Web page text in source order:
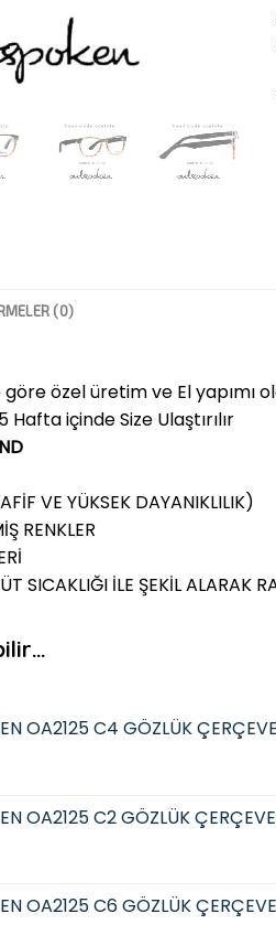
(0)
özel üretim ve El yapımı
içinde Size Ulaştırılır
VE YÜKSEK DAYANIKLILIK)
RENKLER
SICAKLIĞI İLE ŞEKİL ALARAK
OA2125 C4 GÖZLÜK
OA2125 C2 GÖZLÜK
OA2125 C6 GÖZLÜK